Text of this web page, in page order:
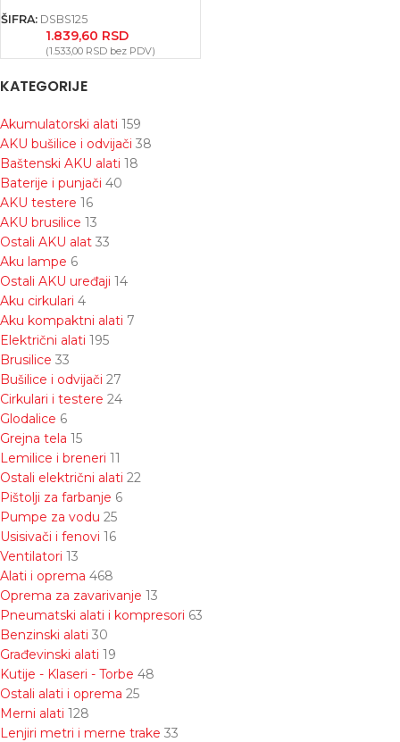
KATEGORIJE
Akumulatorski alati 159
AKU bušilice i odvijači 38
Baštenski AKU alati 18
Baterije i punjači 40
AKU testere 16
AKU brusilice 13
Ostali AKU alat 33
Aku lampe 6
Ostali AKU uređaji 14
Aku cirkulari 4
Aku kompaktni alati 7
Električni alati 195
Brusilice 33
Bušilice i odvijači 27
Cirkulari i testere 24
Glodalice 6
Grejna tela 15
Lemilice i breneri 11
Ostali električni alati 22
Pištolji za farbanje 6
Pumpe za vodu 25
Usisivači i fenovi 16
Ventilatori 13
Alati i oprema 468
Oprema za zavarivanje 13
Pneumatski alati i kompresori 63
Benzinski alati 30
Građevinski alati 19
Kutije - Klaseri - Torbe 48
Ostali alati i oprema 25
Merni alati 128
Lenjiri metri i merne trake 33
ŠIFRA: DSBS125
1.839,60 RSD
(1.533,00 RSDbez PDV)